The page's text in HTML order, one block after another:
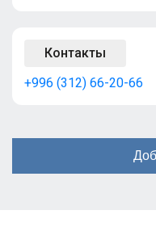
Контакты
+996 (312) 66-20-66